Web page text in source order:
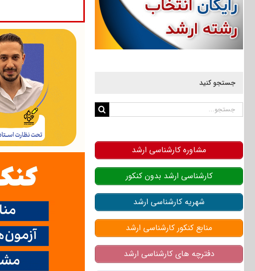
جستجو کنید
جستجو
مشاوره کارشناسی ارشد
کارشناسی ارشد بدون کنکور
شهریه کارشناسی ارشد
منابع کنکور کارشناسی ارشد
دفترچه های کارشناسی ارشد